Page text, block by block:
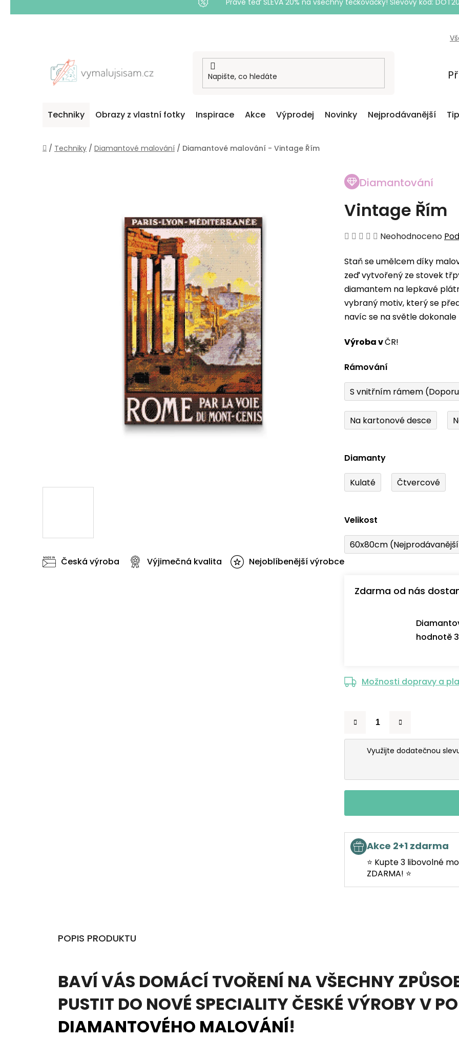
Právě teď SLEVA 20% na všechny tečkovačky! Slevový kód:
Techniky Obrazy z vlastní fotky Inspirace Akce Výprodej Novinky Nejprodávanější
Domů
/ Techniky / Diamantové malování / Diamantové malování - Vintage Řím
Diamantování
Vintage Řím
Průměrné
produktu
je
0,0
z
5
Neohodnoceno
Staň se umělcem díky
zeď vytvořený ze stovek
diamantem na lepkavé
vybraný motiv, který se
navíc se na světle
Výroba vČR!
Rámování
S vnitřním rámem
Na kartonové desce
Diamanty
Kulaté Čtvercové
Velikost
60x80cm
Zdarma od nás
hodnotě
Možnosti dopravy a
Využijte dodatečnou
Akce 2+1 zdarma
⭐ Kupte 3 libovolné
ZDARMA! ⭐
Česká výroba Výjimečná kvalita Nejoblíbenější výrobce
POPIS PRODUKTU
BAVÍ VÁS DOMÁCÍ TVOŘENÍ NA VŠECHNY
PUSTIT DO NOVÉ SPECIALITY ČESKÉ VÝROBY V
DIAMANTOVÉHO MALOVÁNÍ!